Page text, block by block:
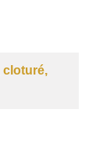
cloturé,